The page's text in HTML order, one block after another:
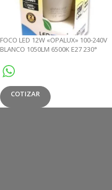
FOCO LED 12W «OPALUX» 100-240V
BLANCO 1050LM 6500K E27 230°
COTIZAR